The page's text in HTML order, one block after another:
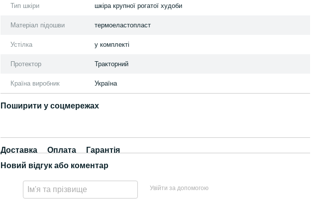
Тип шкіри шкіра крупної рогатої худоби
Матеріал підошви термоеластопласт
Устілка у комплекті
Протектор Тракторний
Країна виробник Україна
Поширити у соцмережах
Доставка Оплата
Гарантія
Новий відгук або коментар
Увійти за допомогою